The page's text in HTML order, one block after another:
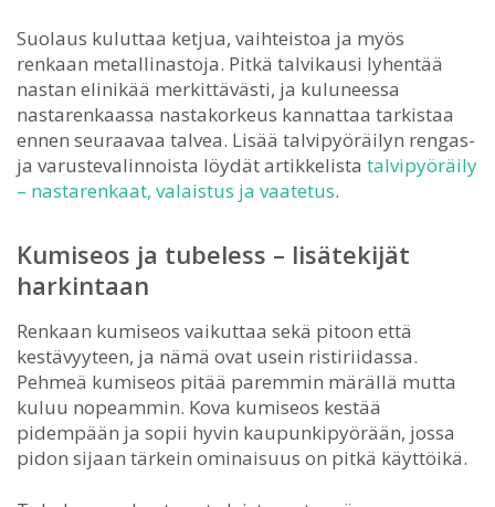
Suolaus kuluttaa ketjua, vaihteistoa ja myös
renkaan metallinastoja. Pitkä talvikausi lyhentää
nastan elinikää merkittävästi, ja kuluneessa
nastarenkaassa nastakorkeus kannattaa tarkistaa
ennen seuraavaa talvea. Lisää talvipyöräilyn rengas-
ja varustevalinnoista löydät artikkelista talvipyöräily
– nastarenkaat, valaistus ja vaatetus.
Kumiseos ja tubeless – lisätekijät
harkintaan
Renkaan kumiseos vaikuttaa sekä pitoon että
kestävyyteen, ja nämä ovat usein ristiriidassa.
Pehmeä kumiseos pitää paremmin märällä mutta
kuluu nopeammin. Kova kumiseos kestää
pidempään ja sopii hyvin kaupunkipyörään, jossa
pidon sijaan tärkein ominaisuus on pitkä käyttöikä.